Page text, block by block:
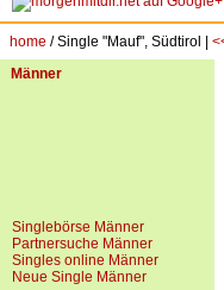
home / Single "Mauf", Südtirol |
Männer
Singlebörse Männer
Partnersuche Männer
Singles online Männer
Neue Single Männer